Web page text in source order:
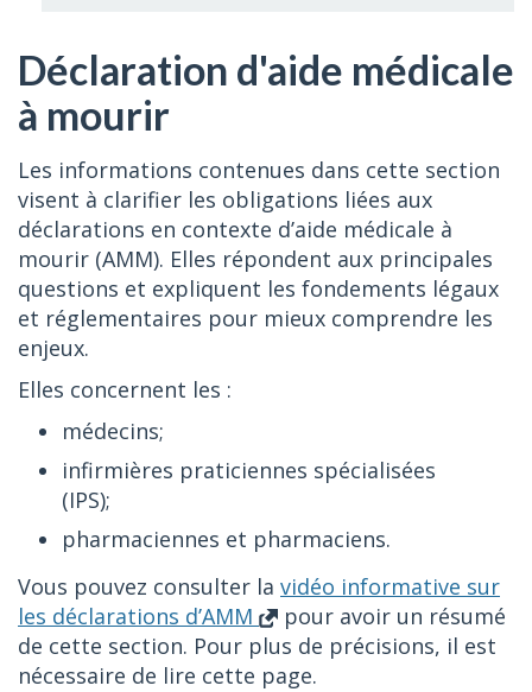
Déclaration d'aide médicale
à mourir
Les informations contenues dans cette section
visent à clarifier les obligations liées aux
déclarations en contexte d’aide médicale à
mourir (AMM). Elles répondent aux principales
questions et expliquent les fondements légaux
et réglementaires pour mieux comprendre les
enjeux.
Elles concernent les :
médecins;
infirmières praticiennes spécialisées
(IPS);
pharmaciennes et pharmaciens.
Vous pouvez consulter la vidéo informative sur
les déclarations d’AMM
pour avoir un résumé
de cette section. Pour plus de précisions, il est
nécessaire de lire cette page.